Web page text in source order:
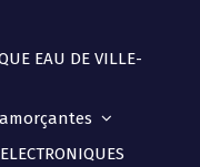
EAU DE VILLE-